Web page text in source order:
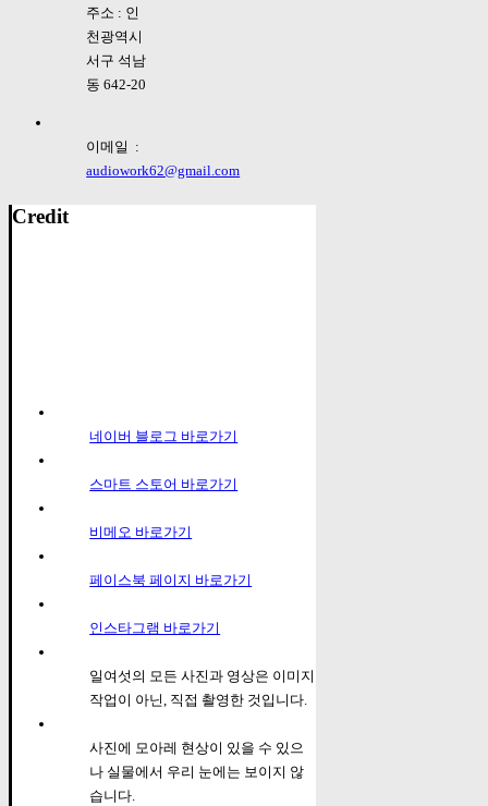
주소 : 인
천광역시
서구 석남
동 642-20
이메일 :
audiowork62@gmail.com
Credit
네이버 블로그 바로가기
스마트 스토어 바로가기
비메오 바로가기
페이스북 페이지 바로가기
인스타그램 바로가기
일여섯의 모든 사진과 영상은 이미지
작업이 아닌, 직접 촬영한 것입니다.
사진에 모아레 현상이 있을 수 있으
나 실물에서 우리 눈에는 보이지 않
습니다.